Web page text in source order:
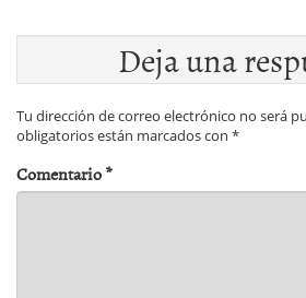
Deja una
Tu dirección de correo electrónico no será
obligatorios están marcados con *
Comentario*